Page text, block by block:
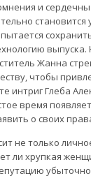
и
становится
Жанна
чтобы
интриг Глеба
время
о своих
не только
ли хрупкая